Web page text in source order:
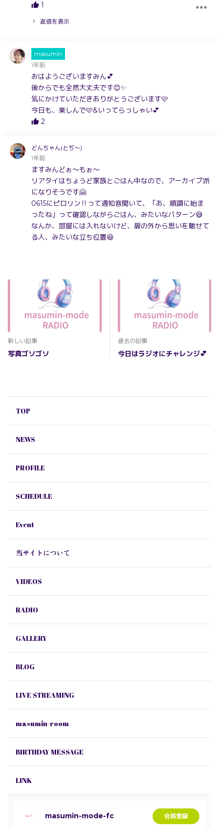
1
返信を表示
masumin
1年前
おはようございますみん💕
後からでも全然大丈夫です😊✨
気にかけていただきありがとうございます🩷
今日も、楽しんで🩷&いってらっしゃい💕
2
どんちゃん(とぢ〜)
1年前
ますみんどぉ〜もぉ〜
リアタイはちょうど家族とごはん中なので、アーカイブ派
になりそうです🤗
0615にピロリン‼️って通知音聞いて、「あ、順調に始ま
ったね」って確認しながらごはん、みたいなパターン😅
なんか、部屋には入れないけど、扉の外から思いを馳せて
る人、みたいな立ち位置😆
新しい記事
写真ゴソゴソ
過去の記事
今日はラジオにチャレンジ💕
TOP
NEWS
PROFILE
SCHEDULE
Event
当サイトについて
VIDEOS
RADIO
GALLERY
BLOG
LIVE STREAMING
masumin-room
BIRTHDAY MESSAGE
LINK
masumin-mode-fc 会員登録